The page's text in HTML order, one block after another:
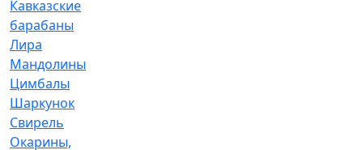
Кавказские
барабаны
Лира
Мандолины
Цимбалы
Шаркунок
Свирель
Окарины,